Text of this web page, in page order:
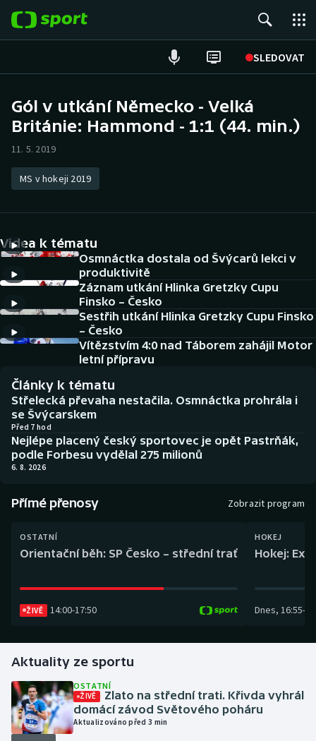
SLEDOVAT
Hokej
Atletika
DALŠÍ SPORTY
Americký fotbal
Baseball a softbal
Biatlon
Boby a skeleton
Box
Curling
Dostihy
Gymnastika
Házená
Jezdectví
NEPŘEHLÉDNĚTE
Historické návraty
Aplikace ČT sport
AZ kvíz
Gól v utkání Německo - Velká
Británie: Hammond - 1:1 (44. min.)
11. 5. 2019
MS v hokeji 2019
Videa k tématu
Osmnáctka dostala od Švýcarů lekci v
produktivitě
Záznam utkání Hlinka Gretzky Cupu
Finsko – Česko
Sestřih utkání Hlinka Gretzky Cupu Finsko
– Česko
Vítězstvím 4:0 nad Táborem zahájil Motor
letní přípravu
Články k tématu
Střelecká převaha nestačila. Osmnáctka prohrála i
se Švýcarskem
Před 7 hod
Nejlépe placený český sportovec je opět Pastrňák,
podle Forbesu vydělal 275 milionů
6. 8. 2026
Přímé přenosy Zobrazit program
OSTATNÍ
Orientační běh: SP Česko – střední trať
ŽIVĚ 14:00-17:50
HOKEJ
Hokej:
Dnes, 16:55-
Aktuality ze sportu
OSTATNÍ
ŽIVĚ
Zlato na střední trati. Křivda vyhrál
domácí závod Světového poháru
Aktualizováno před 3 min